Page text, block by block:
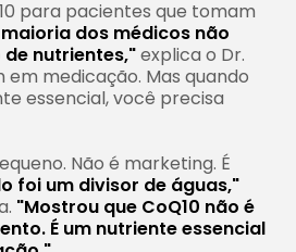
para pacientes que tomam
dos médicos não
nutrientes,"explica o Dr.
em medicação. Mas quando
essencial, você precisa
Não é marketing. É
foi um divisor de águas,"
"Mostrou que CoQ10 não é
É um nutriente essencial